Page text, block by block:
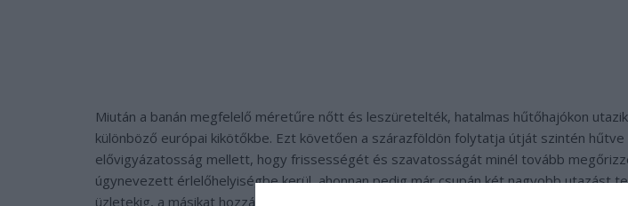
Miután a banán megfelelő méretűre nőtt és leszüretelték, hatalmas hűtőhajókon
különböző európai kikötőkbe. Ezt követően a szárazföldön folytatja útját szintén
elővigyázatosság mellett, hogy frissességét és szavatosságát minél tovább
úgynevezett érlelőhelyiségbe kerül, ahonnan pedig már csupán két nagyobb utazást
üzletekig, a másikat hozzánk.